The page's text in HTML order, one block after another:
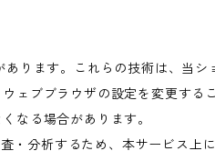
ります。これらの技術は、当
ブブラウザの設定を変更する
なる場合があります。
・分析するため、本サービス